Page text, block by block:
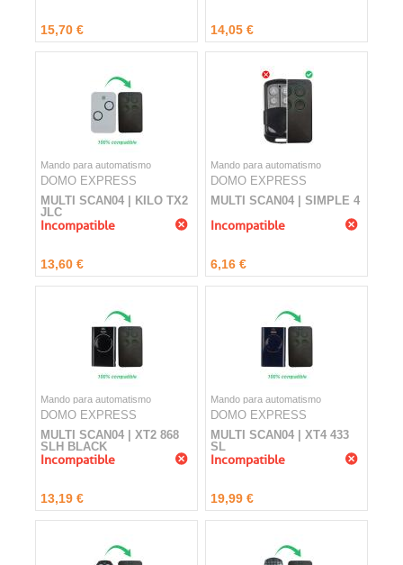
15,70 € 14,05 €
Mando para automatismo
DOMO EXPRESS
MULTI SCAN04 | KILO TX2
JLC
Incompatible
13,60 €
Mando para automatismo
DOMO EXPRESS
MULTI SCAN04 | SIMPLE 4
Incompatible
6,16 €
Mando para automatismo
DOMO EXPRESS
MULTI SCAN04 | XT2 868
SLH BLACK
Incompatible
13,19 €
Mando para automatismo
DOMO EXPRESS
MULTI SCAN04 | XT4 433
SL
Incompatible
19,99 €